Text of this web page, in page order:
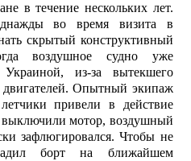
в течение нескольких лет.
во время визита в
скрытый конструктивный
воздушное судно уже
из-за вытекшего
двигателей. Опытный экипаж
привели в действие
выключили мотор, воздушный
зафлюгировался. Чтобы не
борт на ближайшем